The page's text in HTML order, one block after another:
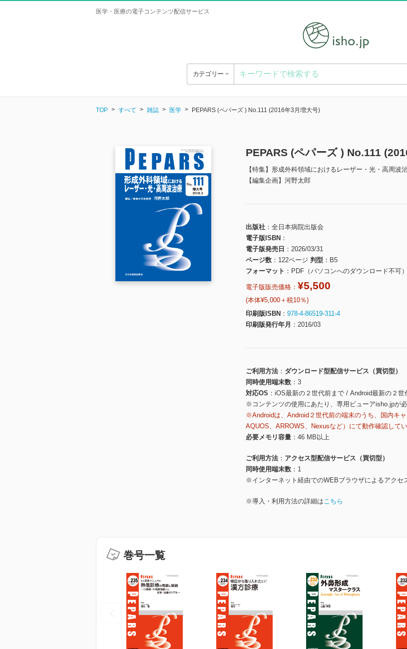
医学・医療の電子コンテンツ配信サービス
カテゴリー
TOP すべて 雑誌 医学 PEPARS (ペパーズ ) No.111 (2016年3月増大号)
PEPARS (ペパーズ ) No.111
【特集】形成外科領域におけるレーザー・光・高周波
【編集企画】河野太郎
出版社
全日本病院出版会
電子版ISBN
電子版発売日
2026/03/31
ページ数
122ページ 判型
B5
フォーマット
PDF（パソコンへのダウンロード不可）
電子版販売価格： ¥5,500
(本体¥5,000＋税10％)
印刷版ISBN
978-4-86519-311-4
印刷版発行年月
2016/03
ご利用方法
ダウンロード型配信サービス（買切型）
同時使用端末数
3
対応OS
iOS最新の２世代前まで / Android最新の２世
※コンテンツの使用にあたり、専用ビューアisho.jpが
※Androidは、Android２世代前の端末のうち、国内キ
AQUOS、ARROWS、Nexusなど）にて動作確認して
必要メモリ容量
46 MB以上
ご利用方法
アクセス型配信サービス（買切型）
同時使用端末数
1
※インターネット経由でのWEBブラウザによるアクセ
※導入・利用方法の詳細はこちら
巻号一覧